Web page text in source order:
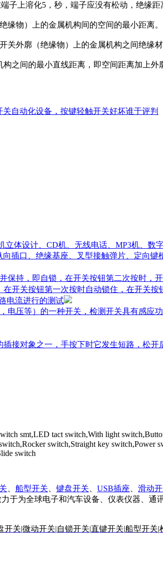
子上溶化5，秒，端子应没有松动，绝缘
缘物）上的金属机构间的空间的最小距离
关外廓（绝缘物）上的金属机构之间绝缘
构之间的最小直线距离，即空间距离加上
自动化设备，按键轻触开关好坏谁于评判
体设计、CD机、无线电话、MP3机、数
插口、绝缘基座、叉型接触弹片、定向
保持，即自锁，在开关按钮第二次按时，
开关按钮第一次按时自动锁住，在开关
电流进行的测试
压等）的一种开关，检测开关具有感应
接对象之一，手按下时它发生短路，松
smt,LED tact switch,With light
switch,Straight key
switch
船型开关 键盘开关 USB插座
滑动
于为全球电子和汽车设备、仪表仪器、
开关|微动开关|自锁开关|直键开关|船型开关|